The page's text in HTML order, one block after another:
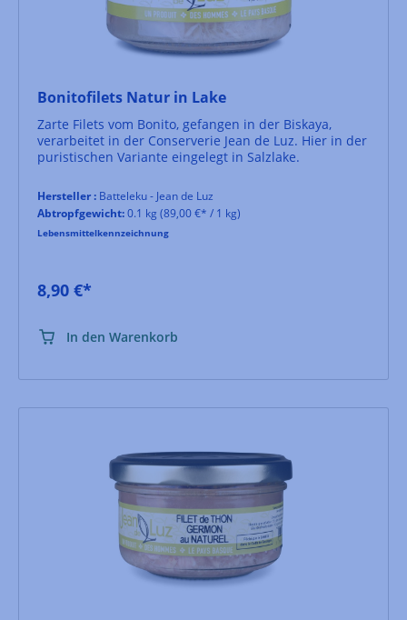
Bonitofilets Natur in Lake
Zarte Filets vom Bonito, gefangen in der Biskaya,
verarbeitet in der Conserverie Jean de Luz. Hier in der
puristischen Variante eingelegt in Salzlake.
Hersteller : Batteleku - Jean de Luz
Abtropfgewicht:0.1 kg (89,00 €* / 1 kg)
Lebensmittelkennzeichnung
8,90 €*
In den Warenkorb